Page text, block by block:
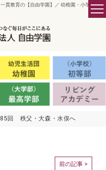
貫教育の【自由学園】／ 幼稚園・小学
回 秩父・大森・水俣へ
前の記事 >